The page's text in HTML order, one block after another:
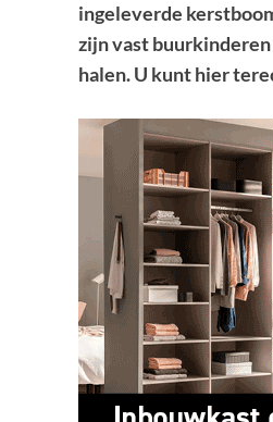
ingeleverde
zijn vast
halen. U kunt hier